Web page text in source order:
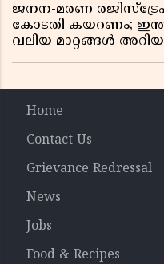
ജനന-മരണ
കോടതി കയറണം;
വലിയ മാറ്റങ്ങൾ
Home
Contact Us
Grievance Redressal
News
Jobs
Food & Recipes